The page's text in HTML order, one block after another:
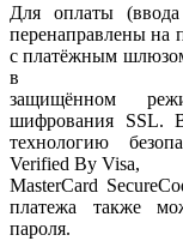
Для оплаты
перенаправлены
с платёжным
в
защищённом
шифрования SSL.
технологию
Verified By Visa,
MasterCard
платежа также
пароля.